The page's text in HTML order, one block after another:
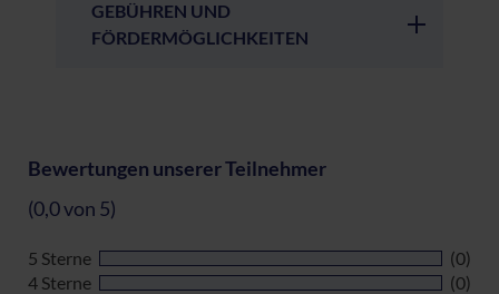
GEBÜHREN UND
FÖRDERMÖGLICHKEITEN
Bewertungen unserer Teilnehmer
(0,0 von 5)
5 Sterne
(0)
4 Sterne
(0)